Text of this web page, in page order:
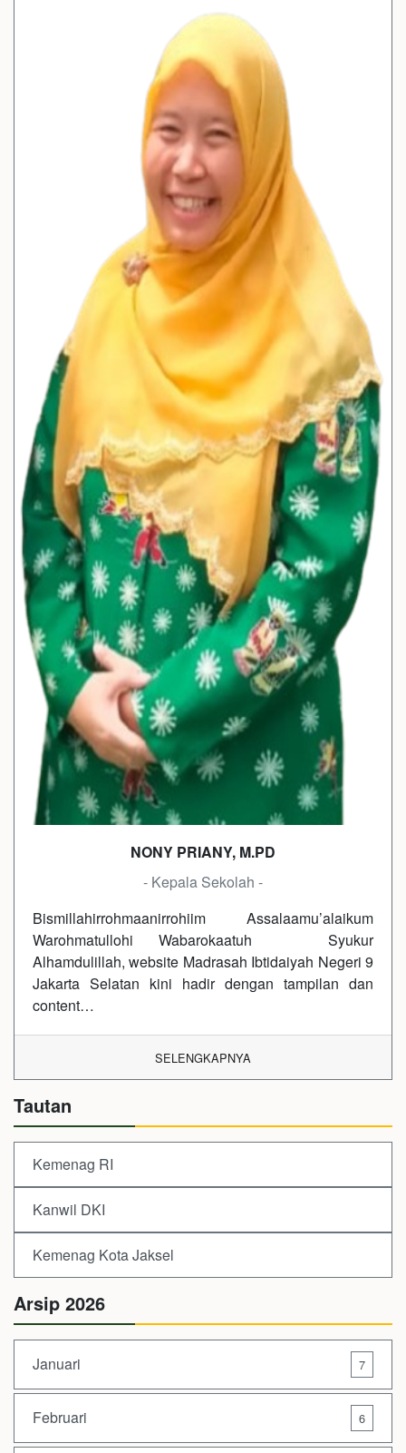
NONY PRIANY, M.PD
- Kepala Sekolah -
Bismillahirrohmaanirrohiim Assalaamu’alaikum
Warohmatullohi Wabarokaatuh Syukur
Alhamdulillah, website Madrasah Ibtidaiyah Negeri 9
Jakarta Selatan kini hadir dengan tampilan dan
content…
SELENGKAPNYA
Tautan
Kemenag RI
Kanwil DKI
Kemenag Kota Jaksel
Arsip 2026
Januari 7
Februari 6